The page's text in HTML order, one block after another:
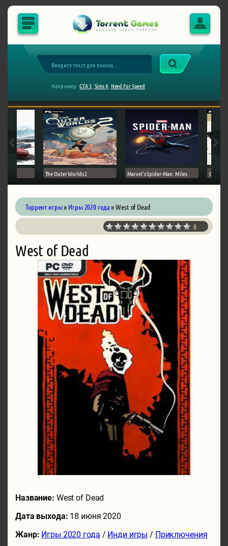
Например: GTA 5, Sims 4, Need For Speed
The Outer Worlds 2 Marvel's Spider-Man: Miles Ghost
Торрент игры» Игры 2020 года» West of Dead
0
West of Dead
Название: West of Dead
Дата выхода: 18 июня 2020
Жанр: Игры 2020 года / Инди игры / Приключения